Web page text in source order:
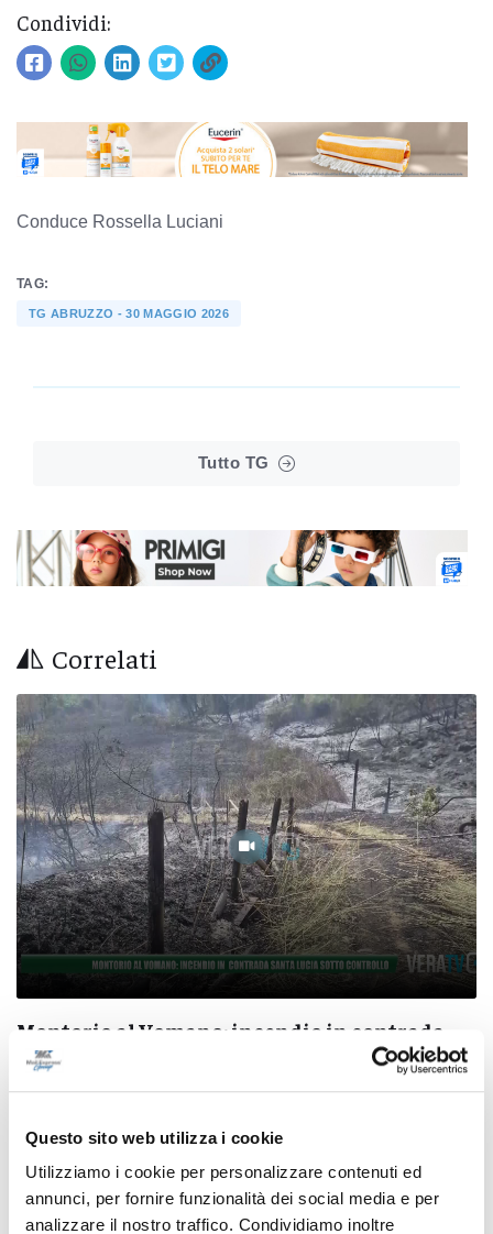
Questo sito web utilizza i cookie
Utilizziamo i cookie per personalizzare contenuti ed
annunci, per fornire funzionalità dei social media e per
analizzare il nostro traffico. Condividiamo inoltre
Condividi:
Conduce Rossella Luciani
TAG:
TG ABRUZZO - 30 MAGGIO 2026
Tutto TG
Correlati
Montorio al Vomano: incendio in contrada
Santa Lucia sotto controllo
07/08/2026